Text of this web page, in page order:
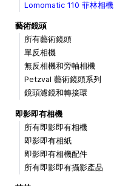
Lomomatic 110 菲林相機
藝術鏡頭
所有藝術鏡頭
單反相機
無反相機和旁軸相機
Petzval 藝術鏡頭系列
鏡頭濾鏡和轉接環
即影即有相機
所有即影即有相機
即影即有相紙
即影即有相機配件
所有即影即有攝影產品